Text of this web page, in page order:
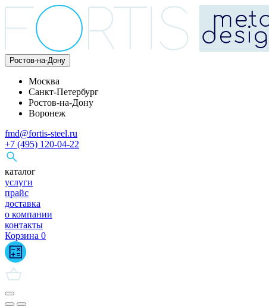
Ростов-на-Дону
Москва
Санкт-Петербург
Ростов-на-Дону
Воронеж
fmd@fortis-steel.ru
+7 (495) 120-04-22
каталог
услуги
прайс
доставка
о компании
контакты
Корзина 0